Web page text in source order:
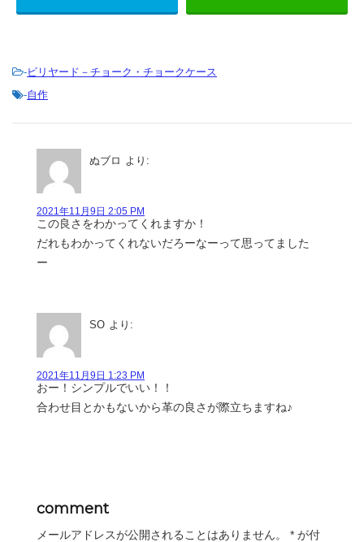
-ビリヤード－チョーク・チョークケース
-自作
ぬブロ より:
2021年11月9日 2:05 PM
この良さをわかってくれますか！
だれもわかってくれないだろーなーって思ってました
ー
SO より:
2021年11月9日 1:23 PM
おー！シンプルでいい！！
合わせ目とかもないから革の良さが際立ちますね♪
comment
メールアドレスが公開されることはありません。 * が付